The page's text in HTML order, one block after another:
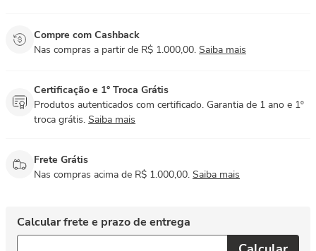
Compre com Cashback
Nas compras a partir de R$ 1.000,00. Saiba mais
Certificação e 1° Troca Grátis
Produtos autenticados com certificado. Garantia de 1 ano e 1º
troca grátis. Saiba mais
Frete Grátis
Nas compras acima de R$ 1.000,00. Saiba mais